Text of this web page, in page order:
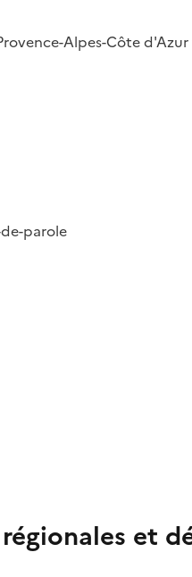
Alpes-Côte
parole
et